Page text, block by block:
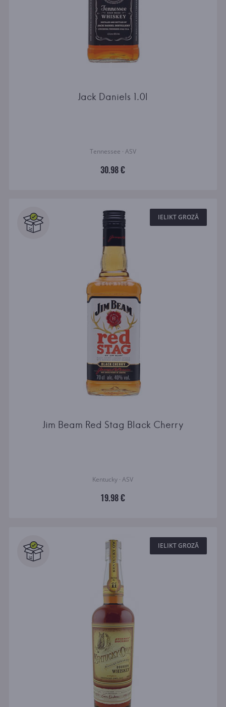
Jack Daniels 1.0l
Tennessee · ASV
30.98 €
IELIKT GROZĀ
Jim Beam Red Stag Black Cherry
Kentucky · ASV
19.98 €
IELIKT GROZĀ